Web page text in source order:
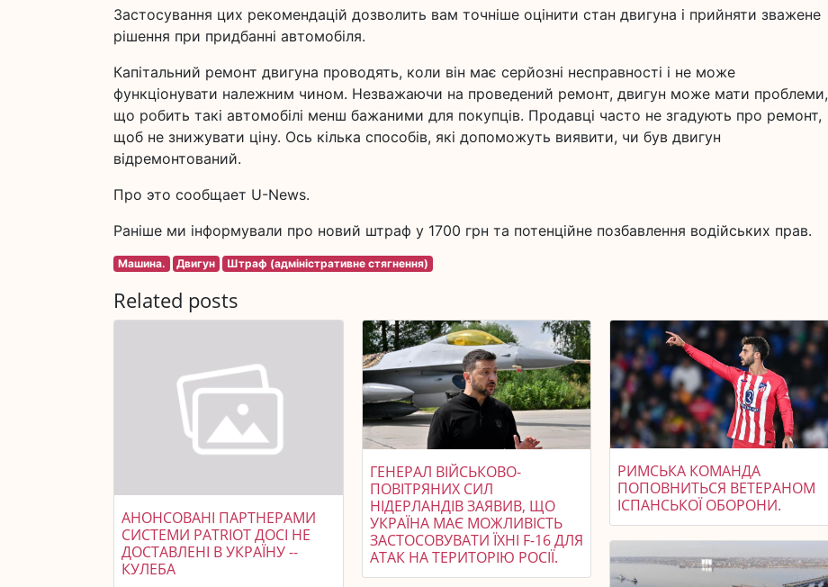
Застосування цих рекомендацій дозволить вам точніше оцінити стан двигуна і прийняти зважене
рішення при придбанні автомобіля.
Капітальний ремонт двигуна проводять, коли він має серйозні несправності і не може
функціонувати належним чином. Незважаючи на проведений ремонт, двигун може мати проблеми,
що робить такі автомобілі менш бажаними для покупців. Продавці часто не згадують про ремонт,
щоб не знижувати ціну. Ось кілька способів, які допоможуть виявити, чи був двигун
відремонтований.
Про это сообщает U-News.
Раніше ми інформували про новий штраф у 1700 грн та потенційне позбавлення водійських прав.
Машина. Двигун Штраф (адміністративне стягнення)
Related posts
АНОНСОВАНІ ПАРТНЕРАМИ
СИСТЕМИ PATRIOT ДОСІ НЕ
ДОСТАВЛЕНІ В УКРАЇНУ --
КУЛЕБА
ГЕНЕРАЛ ВІЙСЬКОВО-
ПОВІТРЯНИХ СИЛ
НІДЕРЛАНДІВ ЗАЯВИВ, ЩО
УКРАЇНА МАЄ МОЖЛИВІСТЬ
ЗАСТОСОВУВАТИ ЇХНІ F-16 ДЛЯ
АТАК НА ТЕРИТОРІЮ РОСІЇ.
РИМСЬКА КОМАНДА
ПОПОВНИТЬСЯ ВЕТЕРАНОМ
ІСПАНСЬКОЇ ОБОРОНИ.